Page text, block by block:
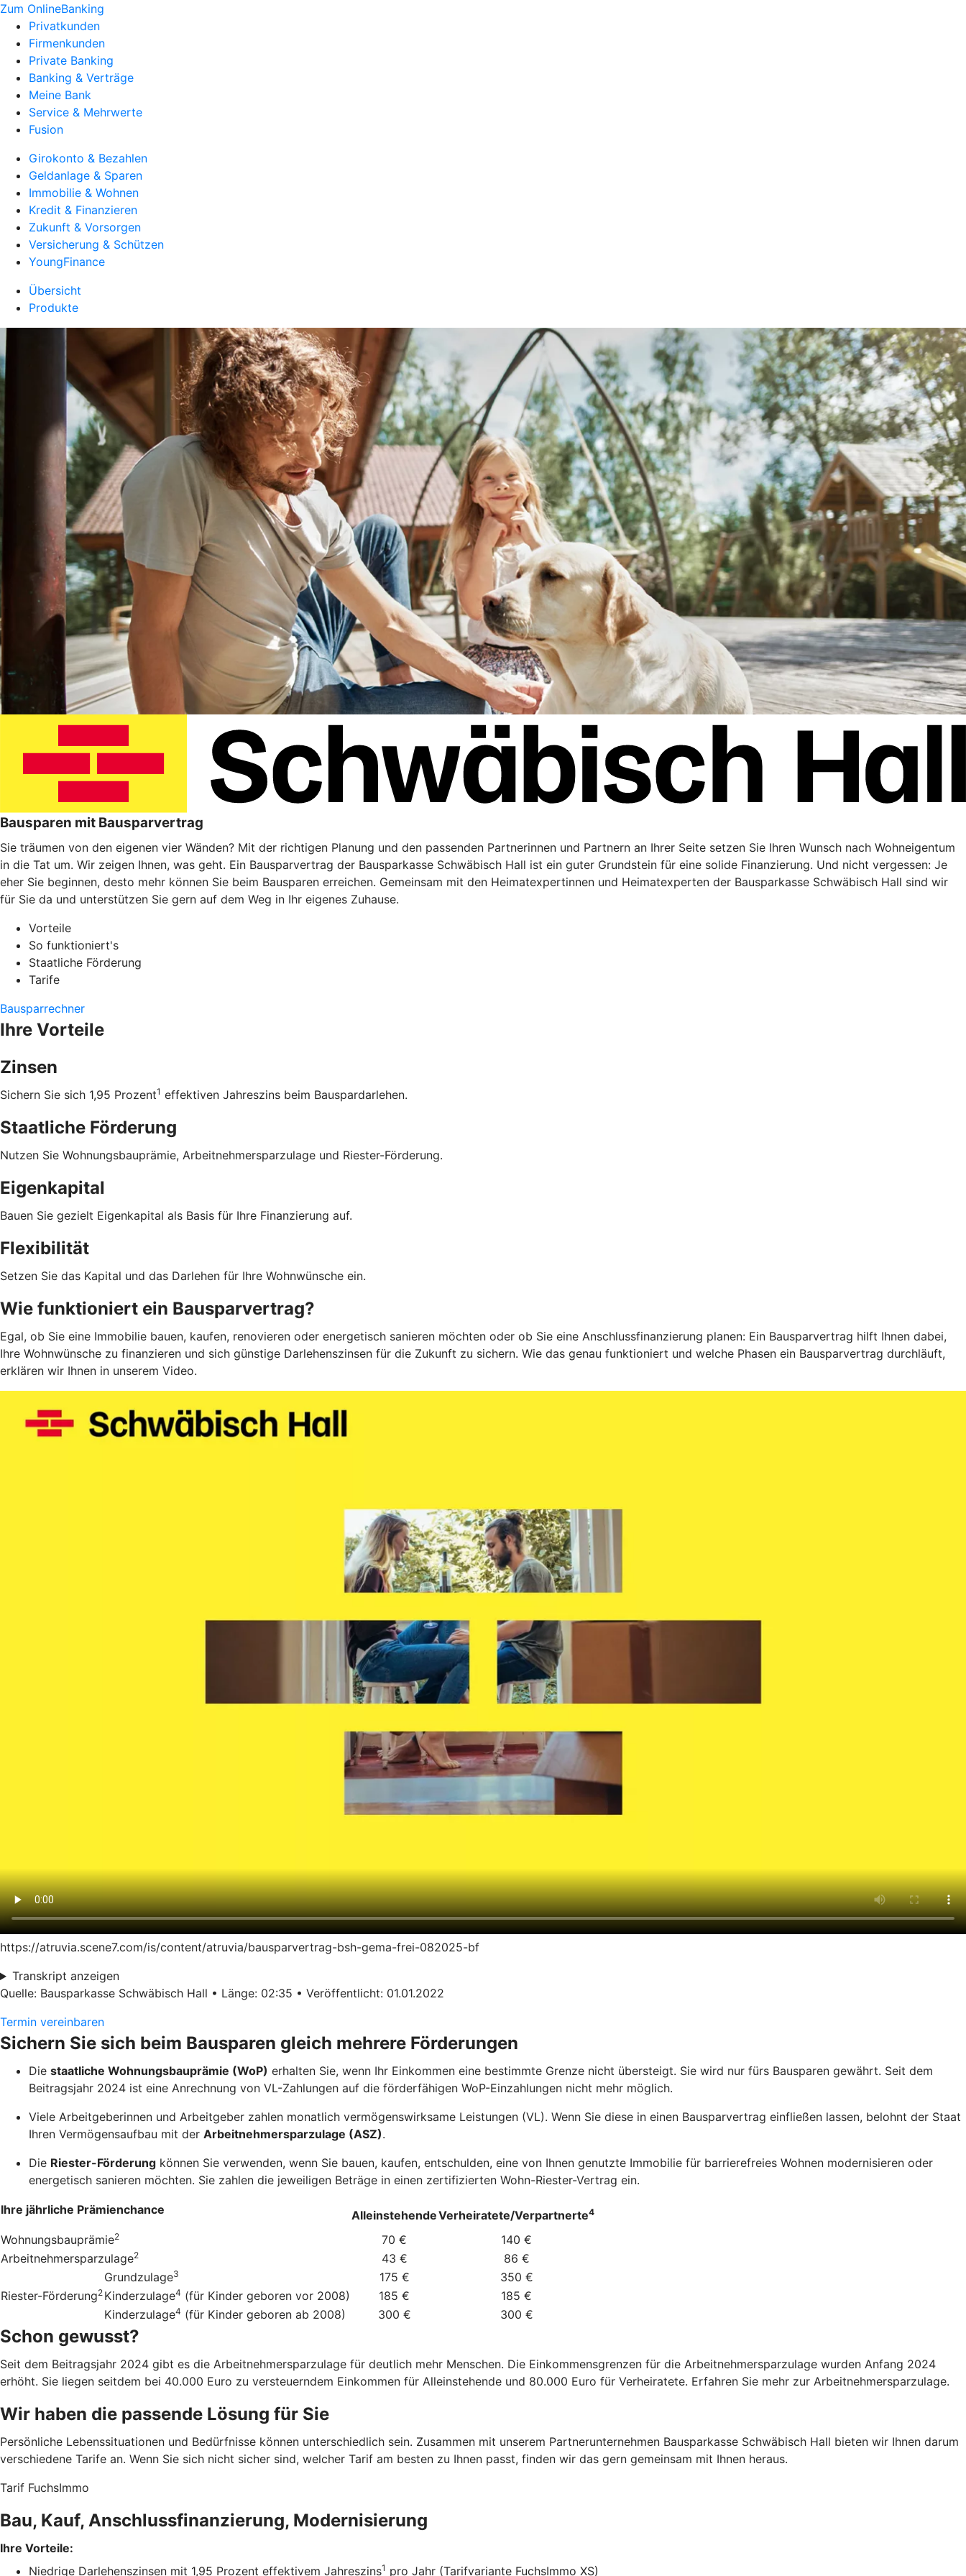
Zum OnlineBanking
Privatkunden
Firmenkunden
Private Banking
Banking & Verträge
Meine Bank
Service & Mehrwerte
Fusion
Girokonto & Bezahlen
Geldanlage & Sparen
Immobilie & Wohnen
Kredit & Finanzieren
Zukunft & Vorsorgen
Versicherung & Schützen
YoungFinance
Übersicht
Produkte
Bausparen mit Bausparvertrag
Sie träumen von den eigenen vier Wänden? Mit der richtigen Planung und den passenden Partnerinnen und Partnern an Ihrer Seite setzen Sie Ihren Wunsch nach Wohneigentum
in die Tat um. Wir zeigen Ihnen, was geht. Ein Bausparvertrag der Bausparkasse Schwäbisch Hall ist ein guter Grundstein für eine solide Finanzierung. Und nicht vergessen: Je
eher Sie beginnen, desto mehr können Sie beim Bausparen erreichen. Gemeinsam mit den Heimatexpertinnen und Heimatexperten der Bausparkasse Schwäbisch Hall sind wir
für Sie da und unterstützen Sie gern auf dem Weg in Ihr eigenes Zuhause.
Vorteile
So funktioniert's
Staatliche Förderung
Tarife
Bausparrechner
Ihre Vorteile
Zinsen
Sichern Sie sich 1,95 Prozent1 effektiven Jahreszins beim Bauspardarlehen.
Staatliche Förderung
Nutzen Sie Wohnungsbauprämie, Arbeitnehmersparzulage und Riester-Förderung.
Eigenkapital
Bauen Sie gezielt Eigenkapital als Basis für Ihre Finanzierung auf.
Flexibilität
Setzen Sie das Kapital und das Darlehen für Ihre Wohnwünsche ein.
Wie funktioniert ein Bausparvertrag?
Egal, ob Sie eine Immobilie bauen, kaufen, renovieren oder energetisch sanieren möchten oder ob Sie eine Anschlussfinanzierung planen: Ein Bausparvertrag hilft Ihnen dabei,
Ihre Wohnwünsche zu finanzieren und sich günstige Darlehenszinsen für die Zukunft zu sichern. Wie das genau funktioniert und welche Phasen ein Bausparvertrag durchläuft,
erklären wir Ihnen in unserem Video.
https://atruvia.scene7.com/is/content/atruvia/bausparvertrag-bsh-gema-frei-082025-bf
Transkript anzeigen
Quelle: Bausparkasse Schwäbisch Hall • Länge: 02:35 • Veröffentlicht: 01.01.2022
Termin vereinbaren
Sichern Sie sich beim Bausparen gleich mehrere Förderungen
Die staatliche Wohnungsbauprämie (WoP) erhalten Sie, wenn Ihr Einkommen eine bestimmte Grenze nicht übersteigt. Sie wird nur fürs Bausparen gewährt. Seit dem
Beitragsjahr 2024 ist eine Anrechnung von VL-Zahlungen auf die förderfähigen WoP-Einzahlungen nicht mehr möglich.
Viele Arbeitgeberinnen und Arbeitgeber zahlen monatlich vermögenswirksame Leistungen (VL). Wenn Sie diese in einen Bausparvertrag einfließen lassen, belohnt der Staat
Ihren Vermögensaufbau mit der Arbeitnehmersparzulage (ASZ).
Die Riester-Förderung können Sie verwenden, wenn Sie bauen, kaufen, entschulden, eine von Ihnen genutzte Immobilie für barrierefreies Wohnen modernisieren oder
energetisch sanieren möchten. Sie zahlen die jeweiligen Beträge in einen zertifizierten Wohn-Riester-Vertrag ein.
Ihre jährliche Prämienchance AlleinstehendeVerheiratete/Verpartnerte4
Wohnungsbauprämie2 70 €
140 €
Arbeitnehmersparzulage2 43 € 86 €
Riester-Förderung2
Grundzulage3 175 €
350 €
Kinderzulage4 (für Kinder geboren vor 2008) 185 €
185 €
Kinderzulage4 (für Kinder geboren ab 2008) 300 € 300 €
Schon gewusst?
Seit dem Beitragsjahr 2024 gibt es die Arbeitnehmersparzulage für deutlich mehr Menschen. Die Einkommensgrenzen für die Arbeitnehmersparzulage wurden Anfang 2024
erhöht. Sie liegen seitdem bei 40.000 Euro zu versteuerndem Einkommen für Alleinstehende und 80.000 Euro für Verheiratete. Erfahren Sie mehr zur Arbeitnehmersparzulage.
Wir haben die passende Lösung für Sie
Persönliche Lebenssituationen und Bedürfnisse können unterschiedlich sein. Zusammen mit unserem Partnerunternehmen Bausparkasse Schwäbisch Hall bieten wir Ihnen darum
verschiedene Tarife an. Wenn Sie sich nicht sicher sind, welcher Tarif am besten zu Ihnen passt, finden wir das gern gemeinsam mit Ihnen heraus.
Tarif FuchsImmo
Bau, Kauf, Anschlussfinanzierung, Modernisierung
Ihre Vorteile:
Niedrige Darlehenszinsen mit 1,95 Prozent effektivem Jahreszins1 pro Jahr (Tarifvariante FuchsImmo XS)